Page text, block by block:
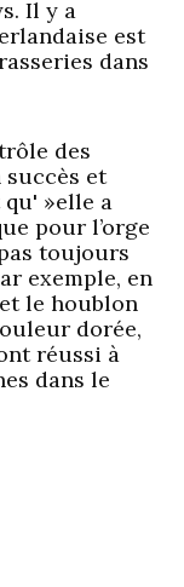
Il y a
est
dans
des
succès et
»elle a
pour l’orge
toujours
exemple, en
le houblon
dorée,
réussi à
dans le